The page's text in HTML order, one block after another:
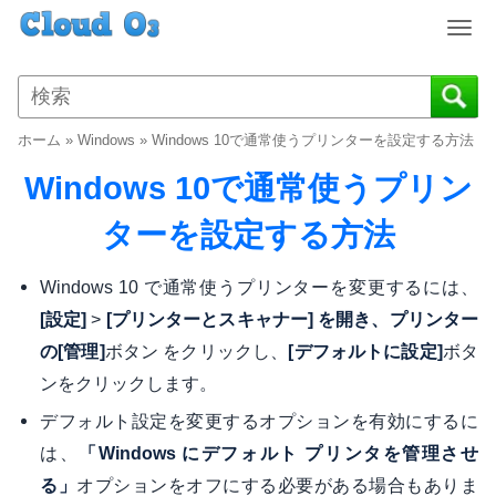
T
g
g
e
a
a
t
i
ホーム » Windows » Windows 10で通常使うプリンターを設定する方法
Windows 10で通常使うプリン
ターを設定する方法
Windows 10 で通常使うプリンターを変更するには、
[設定] > [プリンターとスキャナー] を開き、プリンター
の[管理]ボタン をクリックし、 [デフォルトに設定]ボタ
ンをクリックします。
デフォルト設定を変更するオプションを有効にするに
は、
「Windows にデフォルト プリンタを管理させ
る」 オプションをオフにする必要がある場合もありま